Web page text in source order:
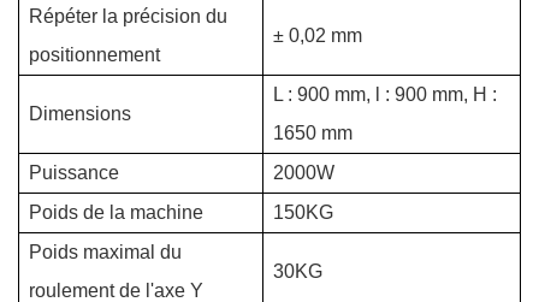
Répéter la précision du
positionnement
± 0,02 mm
Dimensions
L : 900 mm, l : 900 mm, H :
1650 mm
Puissance
2000W
Poids de la machine
150KG
Poids maximal du
roulement de l'axe Y
30KG